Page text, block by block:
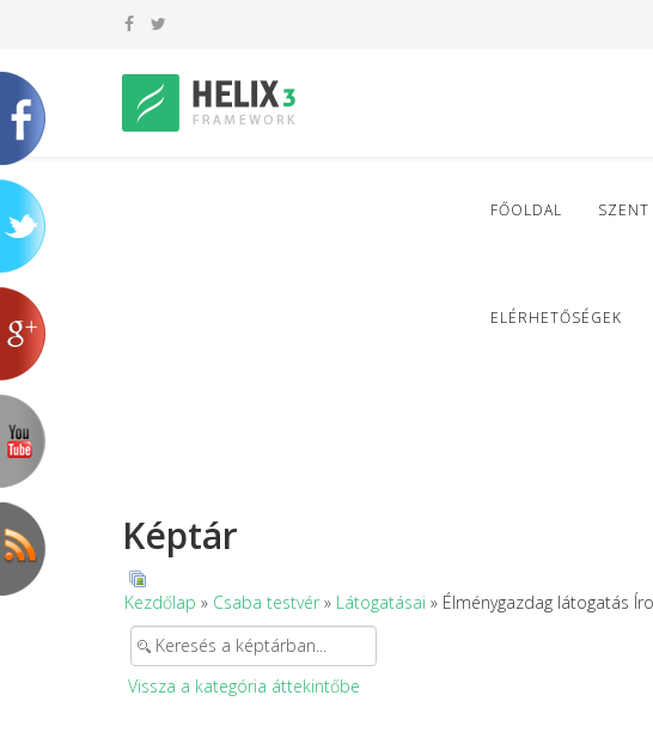
FŐOLDAL SZENT
ELÉRHETŐSÉGEK
Képtár
Kezdőlap » Csaba testvér » Látogatásai » Élménygazdag látogatás
Vissza a kategória áttekintőbe